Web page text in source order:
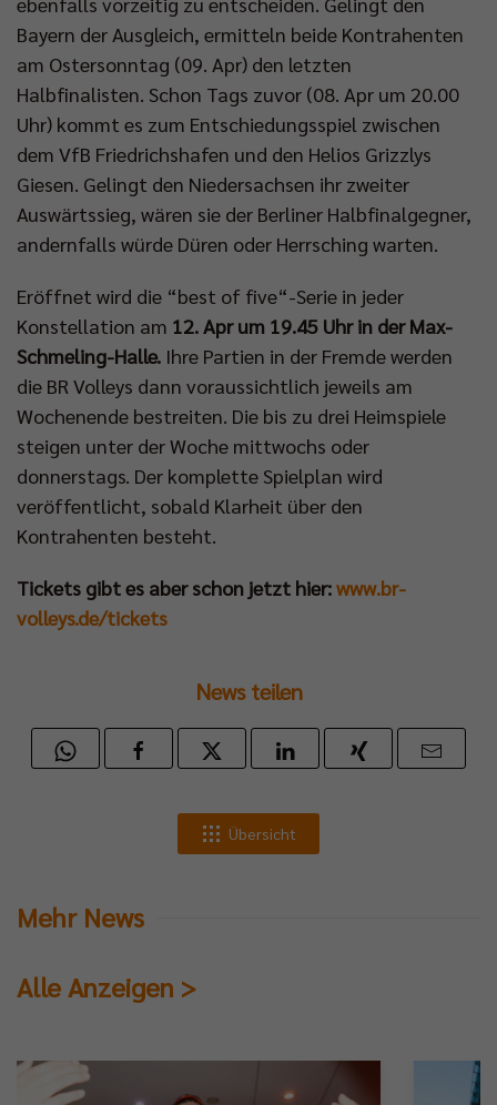
Bayern der Ausgleich, ermitteln beide Kontrahenten
am Ostersonntag (09. Apr) den letzten
Halbfinalisten. Schon Tags zuvor (08. Apr um 20.00
Uhr) kommt es zum Entschiedungsspiel zwischen
dem VfB Friedrichshafen und den Helios Grizzlys
Giesen. Gelingt den Niedersachsen ihr zweiter
Auswärtssieg, wären sie der Berliner Halbfinalgegner,
andernfalls würde Düren oder Herrsching warten.
Eröffnet wird die “best of five“-Serie in jeder
Konstellation am 12. Apr um 19.45 Uhr in der Max-
Schmeling-Halle. Ihre Partien in der Fremde werden
die BR Volleys dann voraussichtlich jeweils am
Wochenende bestreiten. Die bis zu drei Heimspiele
steigen unter der Woche mittwochs oder
donnerstags. Der komplette Spielplan wird
veröffentlicht, sobald Klarheit über den
Kontrahenten besteht.
Tickets gibt es aber schon jetzt hier:www.br-
volleys.de/tickets
News teilen
Übersicht
Mehr News
Alle Anzeigen >
Impressum|Datenschutzerklärung